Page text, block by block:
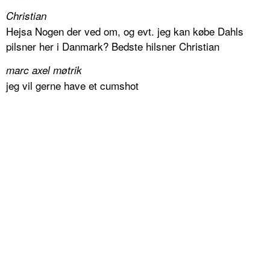
Christian
Hejsa Nogen der ved om, og evt. jeg kan købe Dahls
pilsner her i Danmark? Bedste hilsner Christian
marc axel møtrik
jeg vil gerne have et cumshot